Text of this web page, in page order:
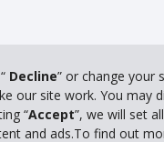
Decline” or change your
our site work. You may
“Accept”, we will set
and ads.To find out
Frågor om
First Rent a